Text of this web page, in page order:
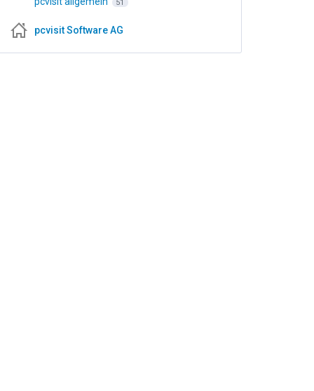
51
pcvisit Software AG